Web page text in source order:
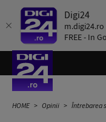
Digi24
m.digi24.ro
FREE - In
HOME Opinii Întrebarea